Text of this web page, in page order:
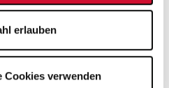
erlauben
Cookies verwenden